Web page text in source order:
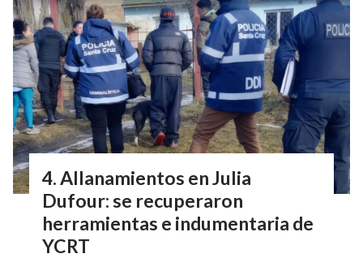
Allanamientos en Julia
Dufour: se recuperaron
herramientas e indumentaria de
YCRT